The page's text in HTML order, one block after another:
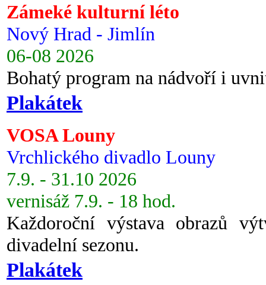
Zámeké kulturní léto
Nový Hrad - Jimlín
06-08 2026
Bohatý program na nádvoří i
Plakátek
VOSA Louny
Vrchlického divadlo Louny
7.9. - 31.10 2026
vernisáž 7.9. - 18 hod.
Každoroční výstava obrazů
divadelní sezonu.
Plakátek